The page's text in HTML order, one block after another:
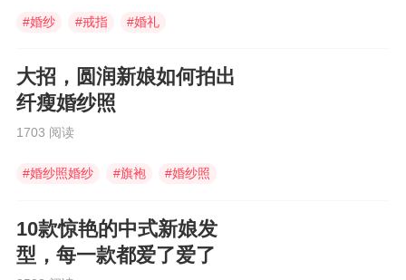
#婚纱 #戒指 #婚礼
大招，圆润新娘如何拍出
纤瘦婚纱照
1703 阅读
#婚纱照婚纱 #旗袍 #婚纱照
10款惊艳的中式新娘发
型，每一款都爱了爱了